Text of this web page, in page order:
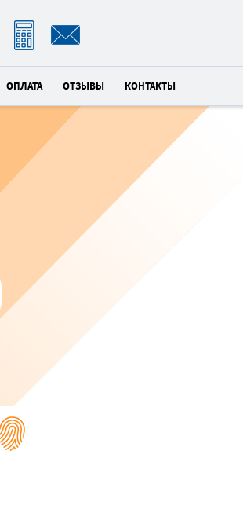
ОПЛАТА ОТЗЫВЫ КОНТАКТЫ